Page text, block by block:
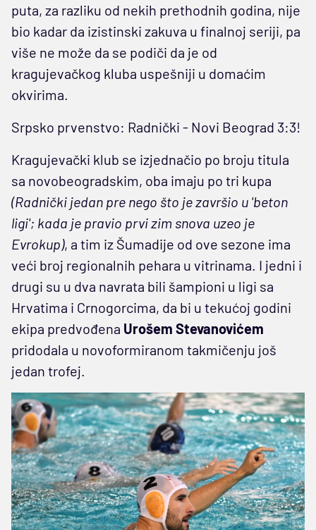
puta, za razliku od nekih prethodnih godina, nije
bio kadar da izistinski zakuva u finalnoj seriji, pa
više ne može da se podiči da je od
kragujevačkog kluba uspešniji u domaćim
okvirima.
Srpsko prvenstvo: Radnički - Novi Beograd 3:3!
Kragujevački klub se izjednačio po broju titula
sa novobeogradskim, oba imaju po tri kupa
(Radnički jedan pre nego što je završio u 'beton
ligi'; kada je pravio prvi zim snova uzeo je
Evrokup), a tim iz Šumadije od ove sezone ima
veći broj regionalnih pehara u vitrinama. I jedni i
drugi su u dva navrata bili šampioni u ligi sa
Hrvatima i Crnogorcima, da bi u tekućoj godini
ekipa predvođena Urošem Stevanovićem
pridodala u novoformiranom takmičenju još
jedan trofej.